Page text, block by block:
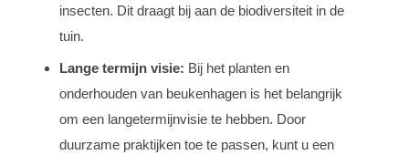
insecten. Dit draagt bij aan de biodiversiteit in de
tuin.
Lange termijn visie: Bij het planten en
onderhouden van beukenhagen is het belangrijk
om een langetermijnvisie te hebben. Door
duurzame praktijken toe te passen, kunt u een